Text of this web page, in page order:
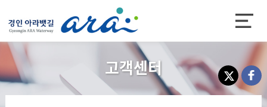
K-water
경인아라뱃길고객센터